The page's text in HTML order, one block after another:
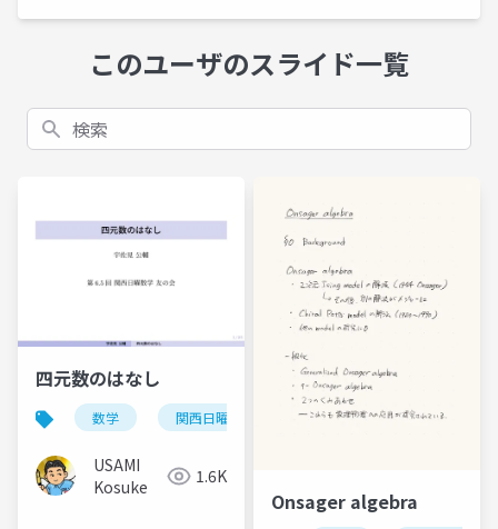
このユーザのスライド一覧
検索
四元数のはなし
数学 関西日曜数学友の会
USAMI
Kosuke
1.6K
Onsager algebra